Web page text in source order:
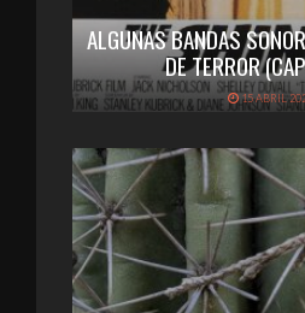
ALGUNAS BANDAS
DE TERROR
15 ABRIL